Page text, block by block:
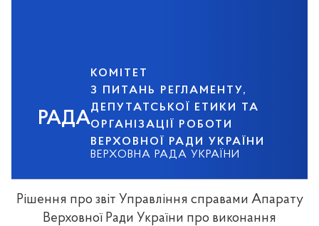
РАДА
КОМІТЕТ
З ПИТАНЬ РЕГЛАМЕНТУ,
ДЕПУТАТСЬКОЇ ЕТИКИ ТА
ОРГАНІЗАЦІЇ РОБОТИ
ВЕРХОВНОЇ РАДИ УКРАЇНИ
ВЕРХОВНА РАДА УКРАЇНИ
Рішення про звіт Управління справами Апарату
Верховної Ради України про виконання